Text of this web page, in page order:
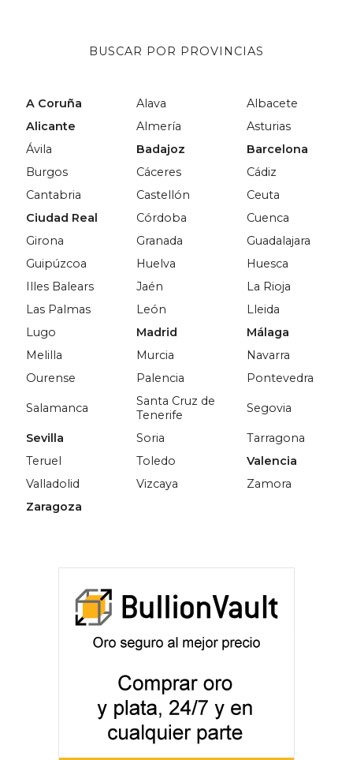
BUSCAR POR PROVINCIAS
A Coruña Alava
Albacete
Alicante
Almería
Asturias
Ávila
Badajoz
Barcelona
Burgos
Cáceres
Cádiz
Cantabria
Castellón
Ceuta
Ciudad Real
Córdoba
Cuenca
Girona
Granada
Guadalajara
Guipúzcoa
Huelva
Huesca
Illes Balears
Jaén
La Rioja
Las Palmas
León
Lleida
Lugo
Madrid
Málaga
Melilla
Murcia
Navarra
Ourense
Palencia Pontevedra
Salamanca
Santa Cruz de
Tenerife
Segovia
Sevilla Soria
Tarragona
Teruel
Toledo
Valencia
Valladolid
Vizcaya
Zamora
Zaragoza